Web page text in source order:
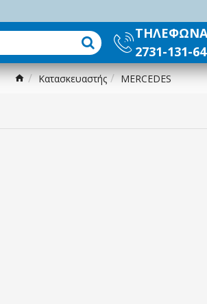
2731-131-
Κατασκευαστής MERCEDES